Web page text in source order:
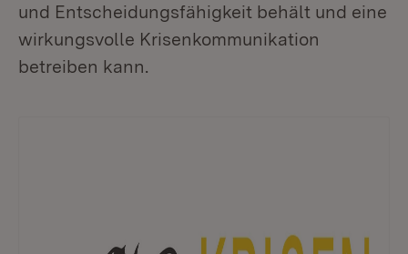
und Entscheidungsfähigkeit behält und eine
wirkungsvolle Krisenkommunikation
betreiben kann.